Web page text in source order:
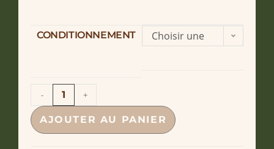
CONDITIONNEMENT
Choisir une
- +
AJOUTER AU PANIER